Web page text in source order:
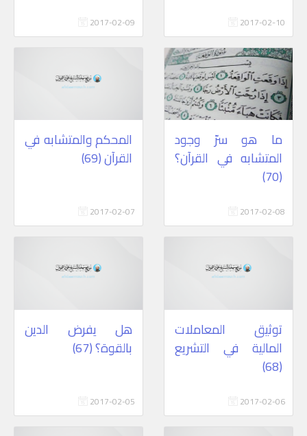
2017-02-10
2017-02-09
ما هو سرّ وجود
المتشابه في القرآن؟
(70)
2017-02-08
المحكم والمتشابه في
القرآن (69)
2017-02-07
توثيق المعاملات
المالية في التشريع
(68)
2017-02-06
هل يفرض الدين
بالقوة؟ (67)
2017-02-05